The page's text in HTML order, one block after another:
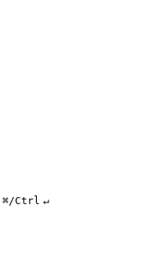
⌘/Ctrl ↵